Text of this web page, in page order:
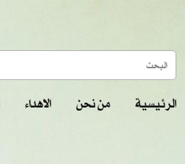
الرئيسية من نحن الاهداء